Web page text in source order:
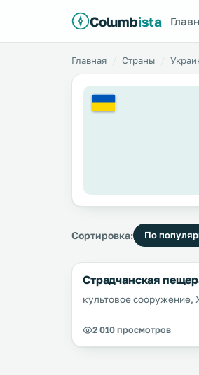
Columbista
Главная Страны
Сортировка: По
Страдчанская
культовое сооружение,
2 010 просмотров